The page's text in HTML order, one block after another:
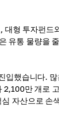
형 투자펀드
유통 물량을
했습니다.
만 개로
자산으로 손